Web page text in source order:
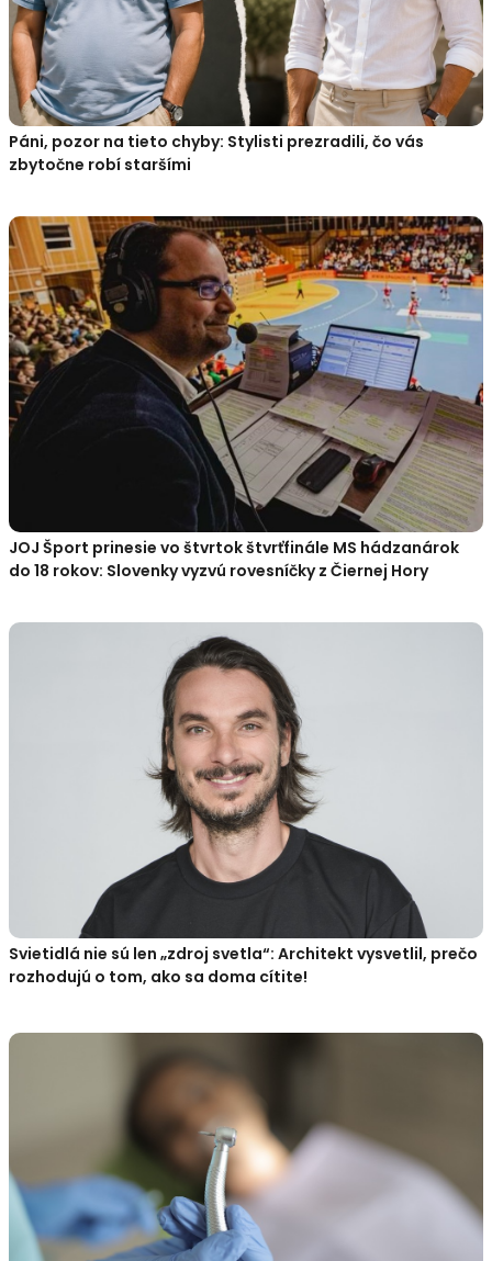
Páni, pozor na tieto chyby: Stylisti prezradili, čo vás
zbytočne robí staršími
JOJ Šport prinesie vo štvrtok štvrťfinále MS hádzanárok
do 18 rokov: Slovenky vyzvú rovesníčky z Čiernej Hory
Svietidlá nie sú len „zdroj svetla“: Architekt vysvetlil, prečo
rozhodujú o tom, ako sa doma cítite!